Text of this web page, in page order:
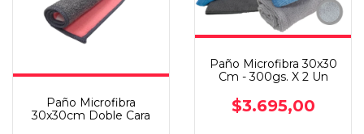
Paño Microfibra
30x30cm Doble Cara
Paño Microfibra 30x30
Cm - 300gs. X 2 Un
$3.695,00